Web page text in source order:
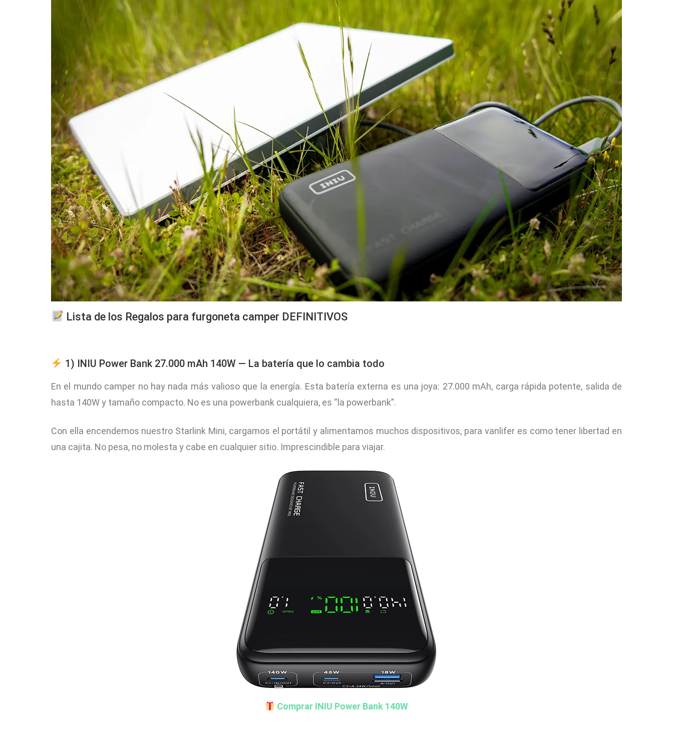
Lista de los Regalos para furgoneta camper DEFINITIVOS
1) INIU Power Bank 27.000 mAh 140W — La batería que lo cambia todo
En el mundo camper no hay nada más valioso que la energía. Esta batería externa es una joya: 27.000 mAh, carga rápida potente, salida de
hasta 140W y tamaño compacto. No es una powerbank cualquiera, es “la powerbank”.
Con ella encendemos nuestro Starlink Mini, cargamos el portátil y alimentamos muchos dispositivos, para vanlifer es como tener libertad en
una cajita. No pesa, no molesta y cabe en cualquier sitio. Imprescindible para viajar.
Comprar INIU Power Bank 140W